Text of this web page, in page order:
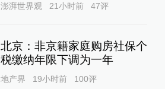
澎湃世界观 21小时前 47评
北京：非京籍家庭购房社保个
税缴纳年限下调为一年
地产界 19小时前 100评